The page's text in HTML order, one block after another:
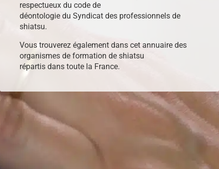
respectueux du code de
déontologie du Syndicat des professionnels de
shiatsu.
Vous trouverez également dans cet annuaire des
organismes de formation de shiatsu
répartis dans toute la France.